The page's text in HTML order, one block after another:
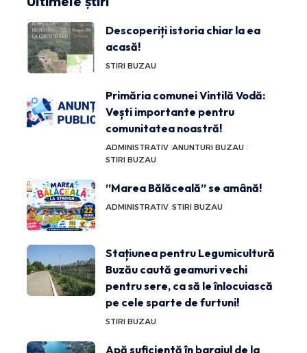
Descoperiți istoria chiar la ea
acasă!
STIRI BUZAU
Primăria comunei Vintilă Vodă:
Vești importante pentru
comunitatea noastră!
ADMINISTRATIV ANUNTURI BUZAU
STIRI BUZAU
”Marea Bălăceală” se amână!
ADMINISTRATIV STIRI BUZAU
Stațiunea pentru Legumicultură
Buzău caută geamuri vechi
pentru sere, ca să le înlocuiască
pe cele sparte de furtuni!
STIRI BUZAU
Apă suficientă în barajul de la